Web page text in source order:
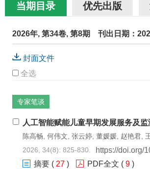
当期目录 优先出版
2026年, 第34卷, 第8期 刊出日期：
封面文件
全选
专家笔谈
人工智能赋能儿童早期发展服务及
陈高畅, 何伟文, 张云婷, 董媛媛, 赵艳君,
2026, 34(8): 825-830.
https://doi.org/
摘要 ( 27 ) PDF全文 ( 9 )